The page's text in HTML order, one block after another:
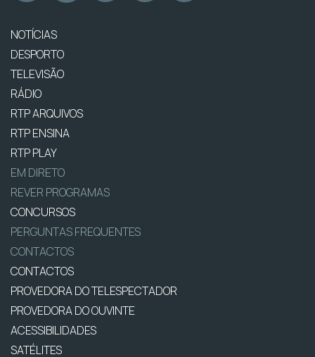
NOTÍCIAS
DESPORTO
TELEVISÃO
RÁDIO
RTP ARQUIVOS
RTP ENSINA
RTP PLAY
EM DIRETO
REVER PROGRAMAS
CONCURSOS
PERGUNTAS FREQUENTES
CONTACTOS
CONTACTOS
PROVEDORA DO TELESPECTADOR
PROVEDORA DO OUVINTE
ACESSIBILIDADES
SATÉLITES